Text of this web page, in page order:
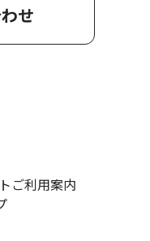
せ
ご利用案内